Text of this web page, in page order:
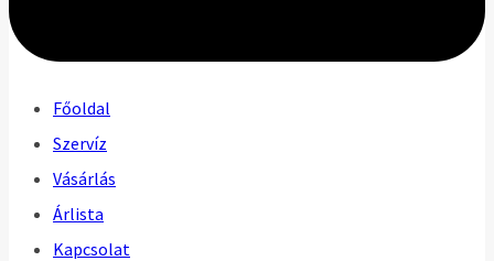
Főoldal
Szervíz
Vásárlás
Árlista
Kapcsolat